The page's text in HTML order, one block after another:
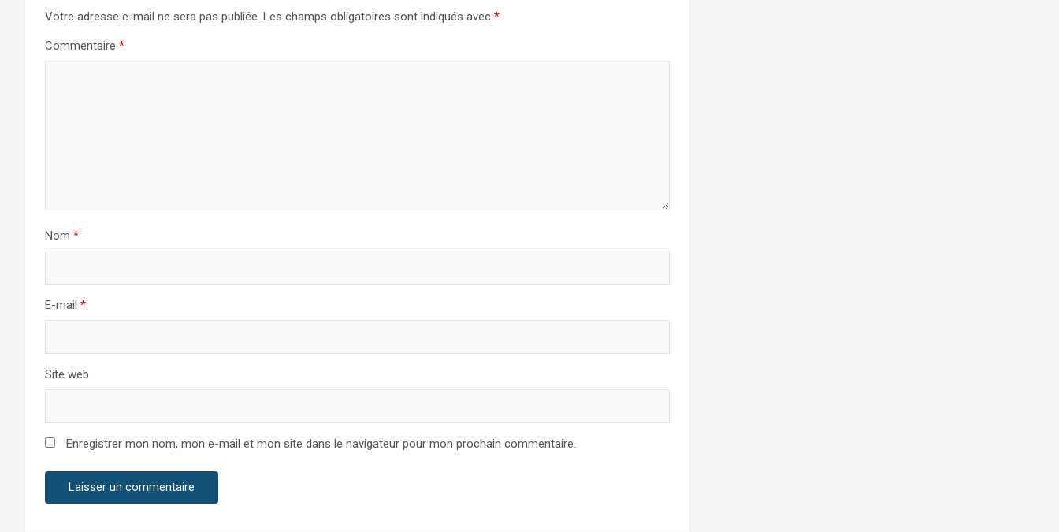
Votre adresse e-mail ne sera pas publiée. Les champs obligatoires sont indiqués avec *
Commentaire *
Nom *
E-mail *
Site web
Enregistrer mon nom, mon e-mail et mon site dans le navigateur pour mon prochain commentaire.